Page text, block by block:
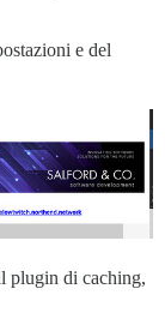
e del
plugin di caching,